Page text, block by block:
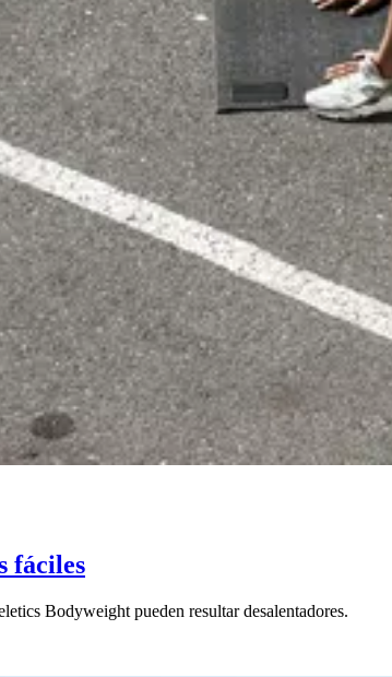
fáciles
Bodyweight pueden resultar desalentadores.